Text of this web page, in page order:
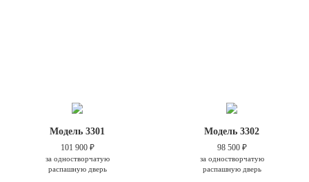
Модель 3301
101 900 ₽
за одностворчатую
распашную дверь
Модель 3302
98 500 ₽
за одностворчатую
распашную дверь